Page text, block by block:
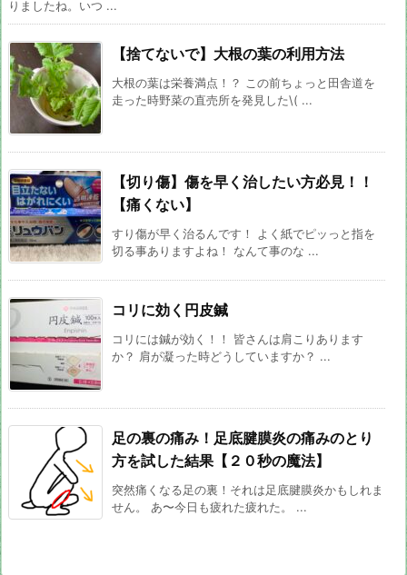
りましたね。いつ ...
【捨てないで】大根の葉の利用方法
大根の葉は栄養満点！？ この前ちょっと田舎道を
走った時野菜の直売所を発見した\( ...
【切り傷】傷を早く治したい方必見！！
【痛くない】
すり傷が早く治るんです！ よく紙でピッっと指を
切る事ありますよね！ なんて事のな ...
コリに効く円皮鍼
コリには鍼が効く！！ 皆さんは肩こりあります
か？ 肩が凝った時どうしていますか？ ...
足の裏の痛み！足底腱膜炎の痛みのとり
方を試した結果【２０秒の魔法】
突然痛くなる足の裏！それは足底腱膜炎かもしれま
せん。 あ〜今日も疲れた疲れた。 ...